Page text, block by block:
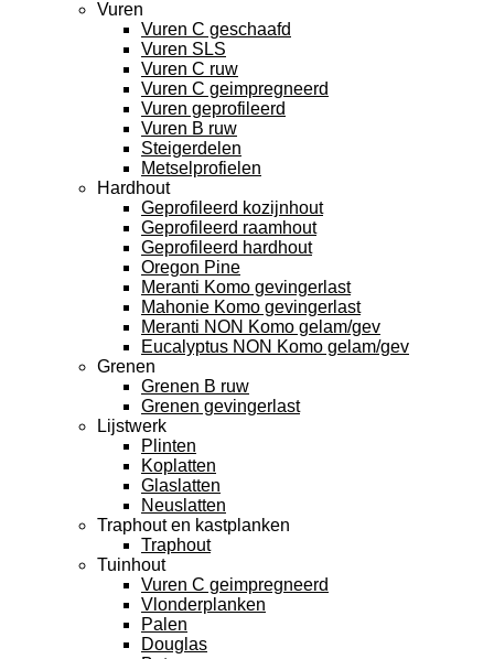
Vuren
Vuren C geschaafd
Vuren SLS
Vuren C ruw
Vuren C geimpregneerd
Vuren geprofileerd
Vuren B ruw
Steigerdelen
Metselprofielen
Hardhout
Geprofileerd kozijnhout
Geprofileerd raamhout
Geprofileerd hardhout
Oregon Pine
Meranti Komo gevingerlast
Mahonie Komo gevingerlast
Meranti NON Komo gelam/gev
Eucalyptus NON Komo gelam/gev
Grenen
Grenen B ruw
Grenen gevingerlast
Lijstwerk
Plinten
Koplatten
Glaslatten
Neuslatten
Traphout en kastplanken
Traphout
Tuinhout
Vuren C geimpregneerd
Vlonderplanken
Palen
Douglas